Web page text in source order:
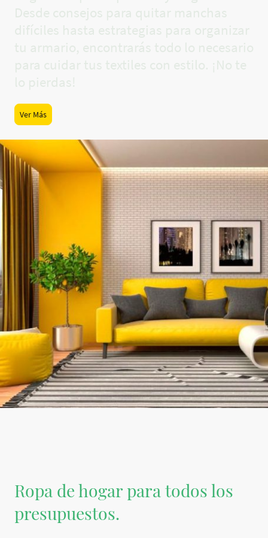
Ver Más
Ropa de hogar para todos los
presupuestos.